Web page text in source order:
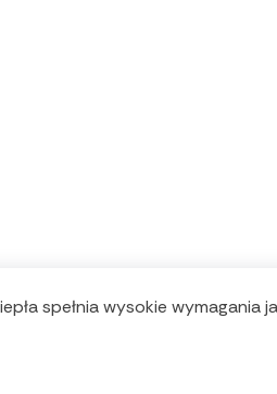
spełnia wysokie wymagania